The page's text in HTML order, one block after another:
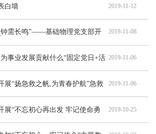
白墙 2019-11-12
钟需长鸣”——基础物理党支部开
2019-11-08
事业发展贡献什么“固定党日+活 2019-11-06
展“扬急救之帆,为青春护航”急救
2019-11-06
展“不忘初心再出发 牢记使命勇
2019-10-25